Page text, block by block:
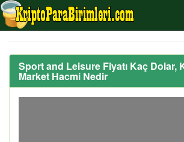
Sport and Leisure Fiyatı Kaç Dolar,
Market Hacmi Nedir